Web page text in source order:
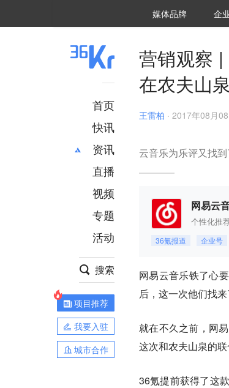
媒体品牌 36Kr
企
首页
快讯
资讯
推荐
财经
项目推荐
安徽
直播
视频
专题
活动
搜索
项目推荐
我要入驻
城市合作
营销观察
在农夫山
王雷柏 · 2017年08月
云音乐为乐评又找
网易云
个性化推
36氪报道 企业号
网易云音乐铁了心
后，这一次他们找
就在不久之前，网
这次和农夫山泉的
36氪提前获得了这